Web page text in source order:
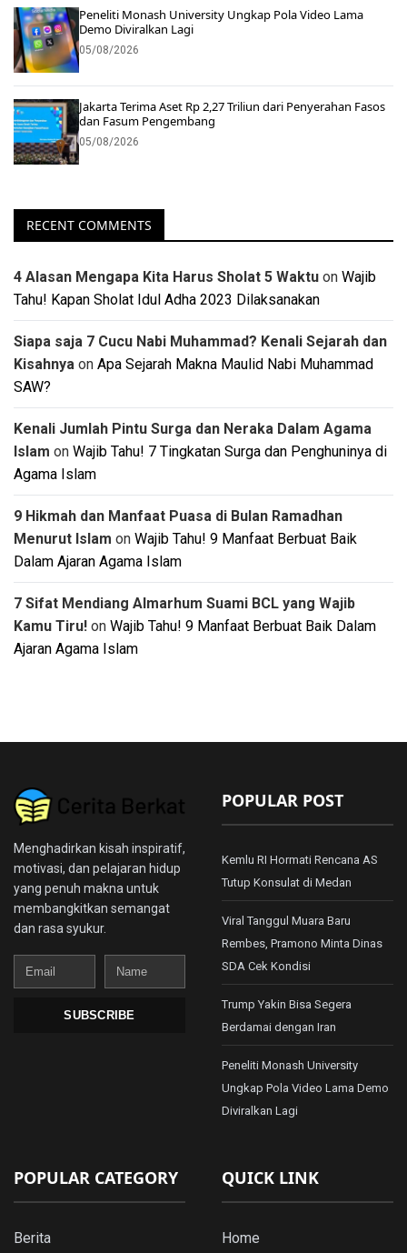
Peneliti Monash University Ungkap Pola Video Lama
Demo Diviralkan Lagi
05/08/2026
Jakarta Terima Aset Rp 2,27 Triliun dari Penyerahan Fasos
dan Fasum Pengembang
05/08/2026
RECENT COMMENTS
4 Alasan Mengapa Kita Harus Sholat 5 Waktu on Wajib
Tahu! Kapan Sholat Idul Adha 2023 Dilaksanakan
Siapa saja 7 Cucu Nabi Muhammad? Kenali Sejarah dan
Kisahnya on Apa Sejarah Makna Maulid Nabi Muhammad
SAW?
Kenali Jumlah Pintu Surga dan Neraka Dalam Agama
Islam on Wajib Tahu! 7 Tingkatan Surga dan Penghuninya di
Agama Islam
9 Hikmah dan Manfaat Puasa di Bulan Ramadhan
Menurut Islam on Wajib Tahu! 9 Manfaat Berbuat Baik
Dalam Ajaran Agama Islam
7 Sifat Mendiang Almarhum Suami BCL yang Wajib
Kamu Tiru! on Wajib Tahu! 9 Manfaat Berbuat Baik Dalam
Ajaran Agama Islam
Menghadirkan kisah inspiratif,
motivasi, dan pelajaran hidup
yang penuh makna untuk
membangkitkan semangat
dan rasa syukur.
Email
Name
SUBSCRIBE
POPULAR POST
Kemlu RI Hormati Rencana AS
Tutup Konsulat di Medan
Viral Tanggul Muara Baru
Rembes, Pramono Minta Dinas
SDA Cek Kondisi
Trump Yakin Bisa Segera
Berdamai dengan Iran
Peneliti Monash University
Ungkap Pola Video Lama Demo
Diviralkan Lagi
POPULAR CATEGORY
Berita
QUICK LINK
Home